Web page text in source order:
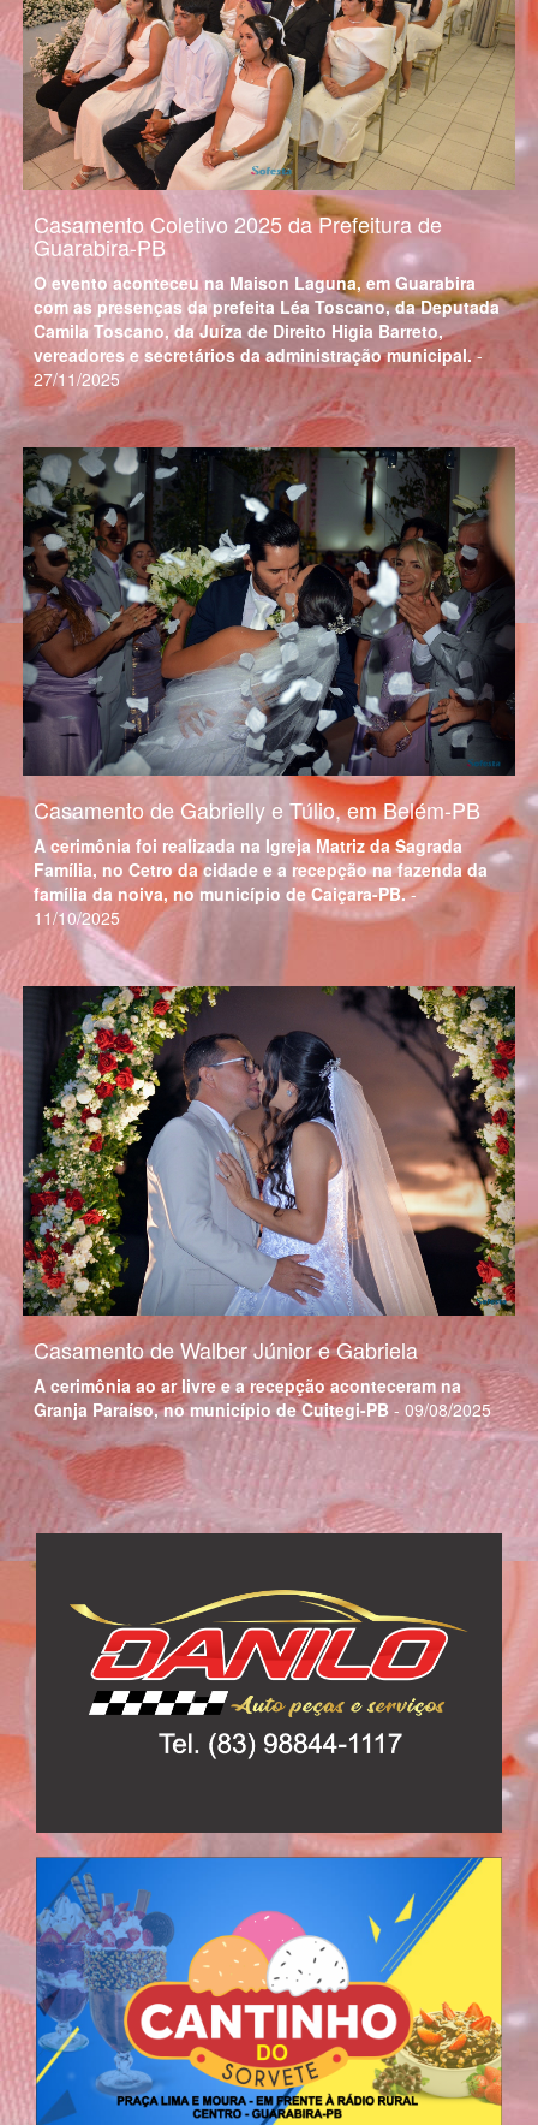
Casamento Coletivo 2025 da Prefeitura de
Guarabira-PB
O evento aconteceu na Maison Laguna, em Guarabira
com as presenças da prefeita Léa Toscano, da Deputada
Camila Toscano, da Juíza de Direito Higia Barreto,
vereadores e secretários da administração municipal.-
27/11/2025
Casamento de Gabrielly e Túlio, em Belém-PB
A cerimônia foi realizada na Igreja Matriz da Sagrada
Família, no Cetro da cidade e a recepção na fazenda da
família da noiva, no município de Caiçara-PB.-
11/10/2025
Casamento de Walber Júnior e Gabriela
A cerimônia ao ar livre e a recepção aconteceram na
Granja Paraíso, no município de Cuitegi-PB - 09/08/2025